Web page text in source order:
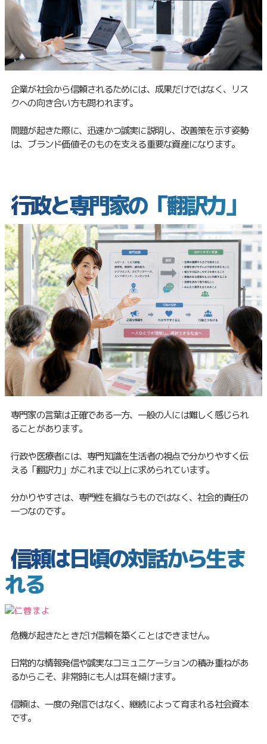
企業が社会から信頼されるためには、成果だけではなく、リス
クへの向き合い方も問われます。
問題が起きた際に、迅速かつ誠実に説明し、改善策を示す姿勢
は、ブランド価値そのものを支える重要な資産になります。
行政と専門家の「翻訳力」
専門家の言葉は正確である一方、一般の人には難しく感じられ
ることがあります。
行政や医療者には、専門知識を生活者の視点で分かりやすく伝
える「翻訳力」がこれまで以上に求められています。
分かりやすさは、専門性を損なうものではなく、社会的責任の
一つなのです。
信頼は日頃の対話から生ま
れる
危機が起きたときだけ信頼を築くことはできません。
日常的な情報発信や誠実なコミュニケーションの積み重ねがあ
るからこそ、非常時にも人は耳を傾けます。
信頼は、一度の発信ではなく、継続によって育まれる社会資本
です。